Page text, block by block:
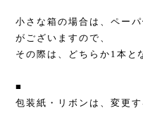
小さな箱の場合は、ペー
がございますので、
その際は、どちらか1本と
■
包装紙・リボンは、変更す